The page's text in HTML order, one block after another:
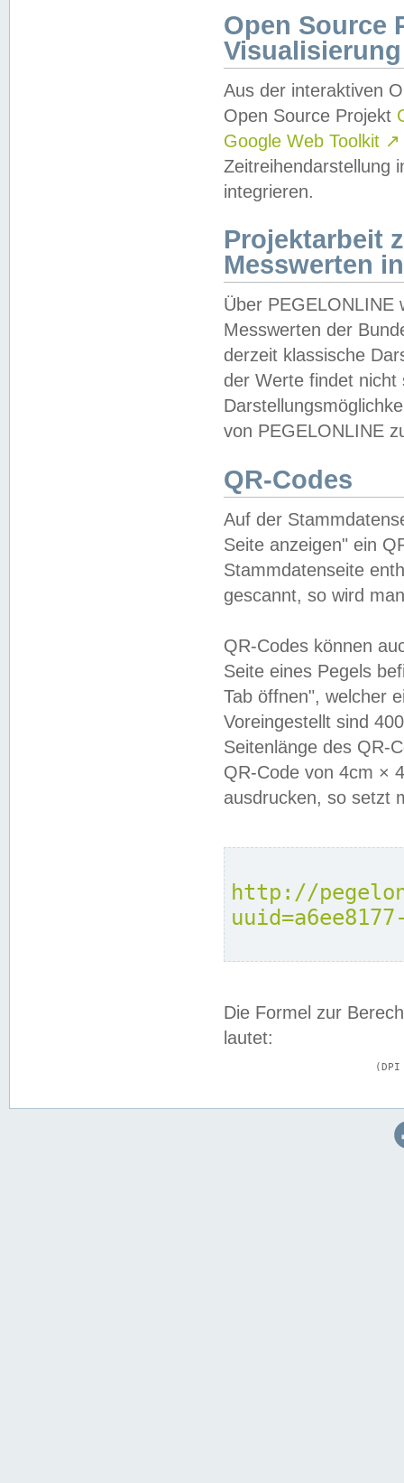
Open Source
Visualisierung
Aus der interaktiven
Open Source Projekt
Google Web Toolkit ↗
Zeitreihendarstellung
integrieren.
Projektarbeit
Messwerten
Über PEGELONLINE
Messwerten der
derzeit klassische
der Werte findet
von PEGELONLINE
QR-Codes
Auf der
Seite anzeigen" ein
Stammdatenseite
gescannt, so wird
QR-Codes können
Seite eines Pegels
Tab öffnen", welcher
Voreingestellt sind
Seitenlänge des QR-
QR-Code von 4cm ×
ausdrucken, so setzt
http://
Die Formel zur
lautet: